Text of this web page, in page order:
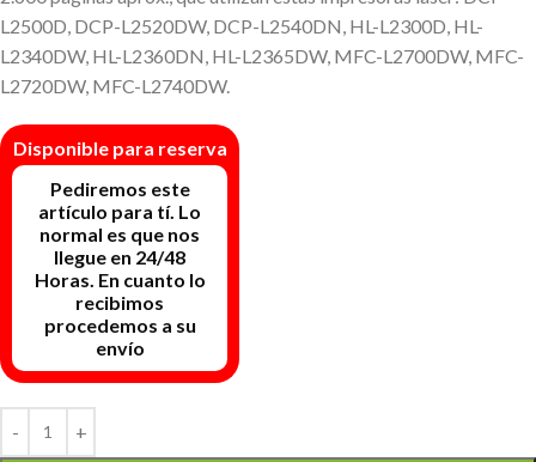
L2500D, DCP-L2520DW, DCP-L2540DN, HL-L2300D, HL-
L2340DW, HL-L2360DN, HL-L2365DW, MFC-L2700DW, MFC-
L2720DW, MFC-L2740DW.
Disponible para reserva